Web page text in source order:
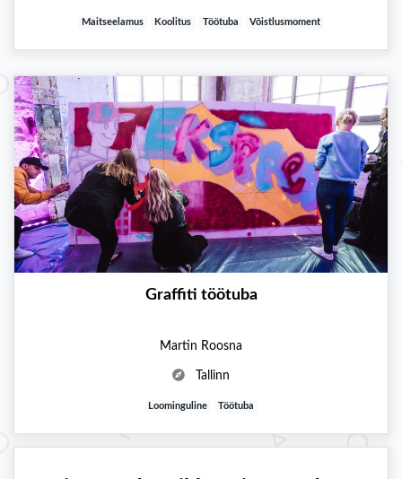
Maitseelamus Koolitus Töötuba Võistlusmoment
Graffiti töötuba
Martin Roosna
Tallinn
Loominguline Töötuba